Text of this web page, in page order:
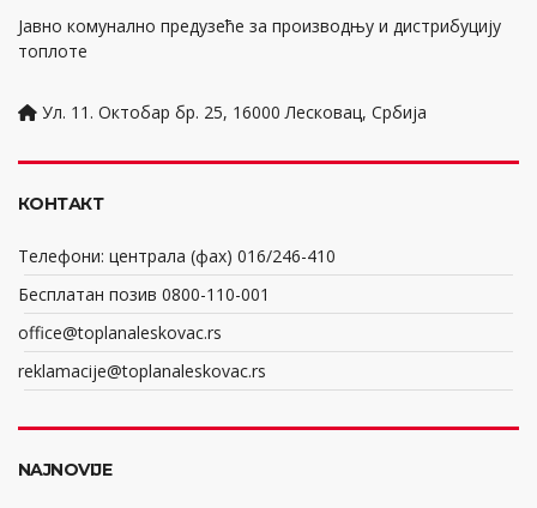
Јавно комунално предузеће за производњу и дистрибуцију
топлоте
Ул. 11. Октобар бр. 25, 16000 Лесковац, Србија
КОНТАКТ
Телефони: централа (фах) 016/246-410
Бесплатан позив 0800-110-001
office@toplanaleskovac.rs
reklamacije@toplanaleskovac.rs
NAJNOVIJE